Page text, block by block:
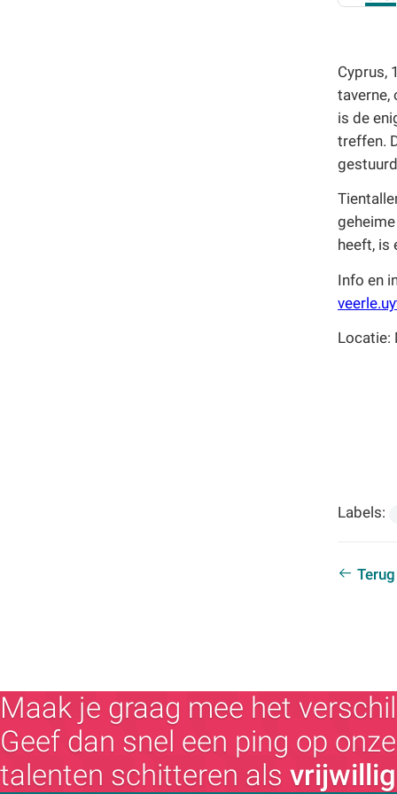
Cyprus,
taverne,
is de
treffen.
heeft, is
Info en
Locatie:
Labels:
Maak je graag mee het
Geef dan snel een ping op
talenten schitteren als